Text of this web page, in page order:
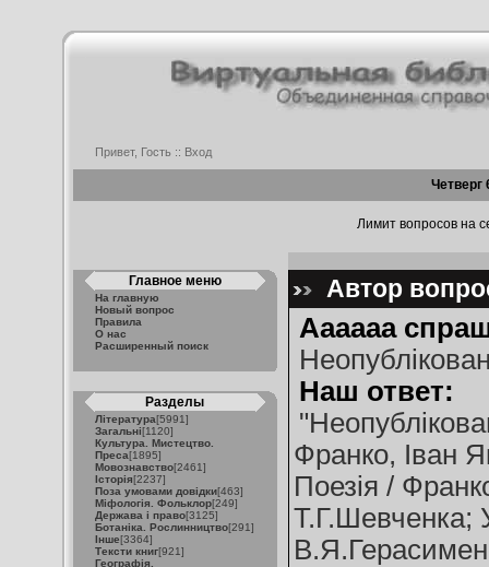
Привет, Гость :: Вход
Четверг
Лимит вопросов на
Главное меню
На главную
Новый вопрос
Правила
О нас
Расширенный поиск
Разделы
Література[5991]
Загальні[1120]
Культура. Мистецтво.
Преса[1895]
Мовознавство[2461]
Історія[2237]
Поза умовами довідки[463]
Міфологія. Фольклор[249]
Держава і право[3125]
Ботаніка. Рослинництво[291]
Інше[3364]
Тексти книг[921]
Географія.
Автор
Аааааа
Наш ответ:
Франко, Іван
Поезія /
Т.Г.Шевченка;